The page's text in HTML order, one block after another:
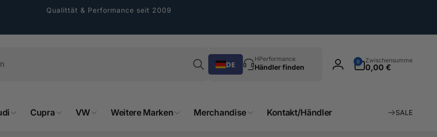
Qualittät & Performance seit 2009
Suchen
DE
HPerformance
Händler finden Einloggen
0
Artikel
Zwischensumme
0,00 €
Cupra VW Weitere Marken Merchandise Kontakt/Händler SALE
GmbH